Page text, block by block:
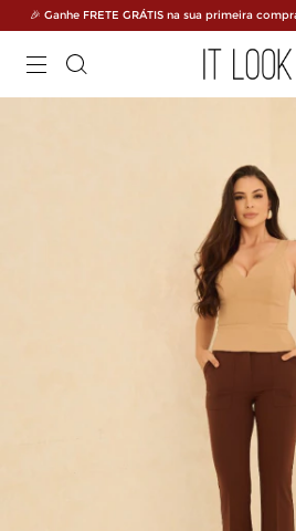
🎉 Ganhe FRETE GRÁTIS na sua primeira